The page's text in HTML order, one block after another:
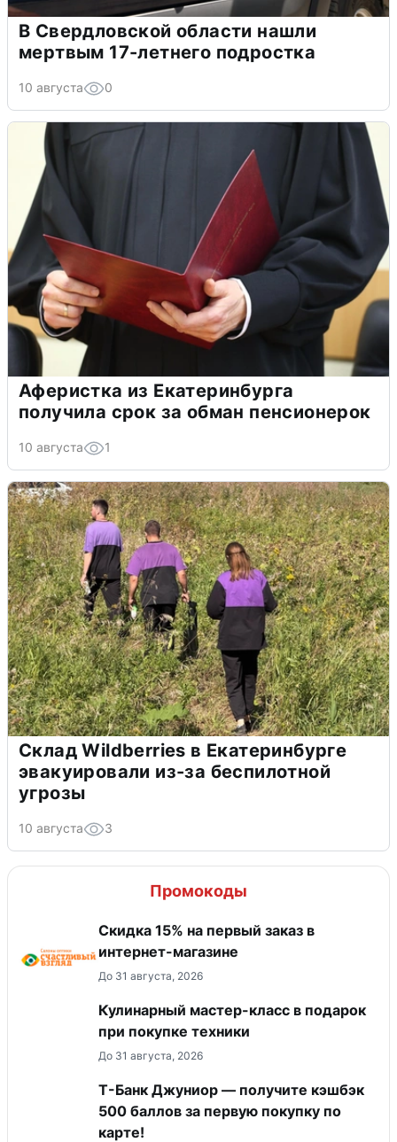
В Свердловской области нашли
мертвым 17-летнего подростка
10 августа 0
Аферистка из Екатеринбурга
получила срок за обман пенсионерок
10 августа 1
Склад Wildberries в Екатеринбурге
эвакуировали из-за беспилотной
угрозы
10 августа 3
Промокоды
Скидка 15% на первый заказ в
интернет-магазине
До 31 августа, 2026
Кулинарный мастер-класс в подарок
при покупке техники
До 31 августа, 2026
Т-Банк Джуниор — получите кэшбэк
500 баллов за первую покупку по
карте!